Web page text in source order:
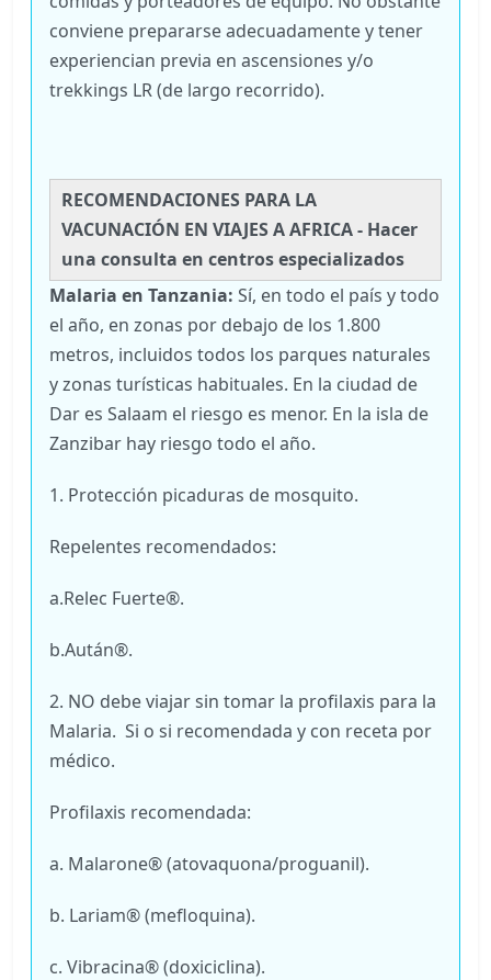
conviene prepararse adecuadamente y tener
experiencian previa en ascensiones y/o
trekkings LR (de largo recorrido).
RECOMENDACIONES PARA LA
VACUNACIÓN EN VIAJES A AFRICA - Hacer
una consulta en centros especializados
Malaria en Tanzania: Sí, en todo el país y todo
el año, en zonas por debajo de los 1.800
metros, incluidos todos los parques naturales
y zonas turísticas habituales. En la ciudad de
Dar es Salaam el riesgo es menor. En la isla de
Zanzibar hay riesgo todo el año.
1. Protección picaduras de mosquito.
Repelentes recomendados:
a.Relec Fuerte®.
b.Aután®.
2. NO debe viajar sin tomar la profilaxis para la
Malaria. Si o si recomendada y con receta por
médico.
Profilaxis recomendada:
a. Malarone® (atovaquona/proguanil).
b. Lariam® (mefloquina).
c. Vibracina® (doxiciclina).